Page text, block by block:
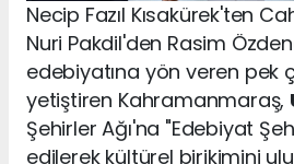
Necip Fazıl Kısakürek'ten
Nuri Pakdil'den Rasim
edebiyatına yön veren pek
yetiştiren Kahramanmaraş,
Şehirler Ağı'na "Edebiyat
edilerek kültürel birikimini